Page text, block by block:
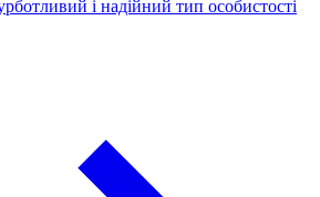
і надійний тип особистості